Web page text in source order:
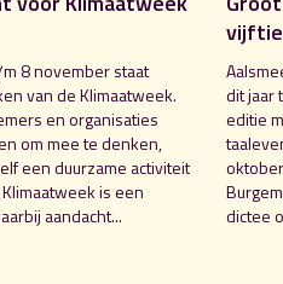
8 november staat
van de Klimaatweek.
en organisaties
om mee te denken,
een duurzame activiteit
is een
aandacht...
dit jaar
editie
dictee